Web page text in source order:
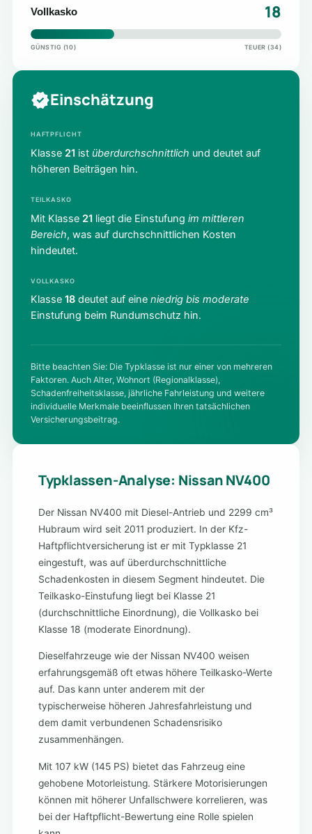
Vollkasko 18
GÜNSTIG (10) TEUER (34)
Einschätzung
HAFTPFLICHT
Klasse 21ist überdurchschnittlich und deutet auf
höheren Beiträgen hin.
TEILKASKO
Mit Klasse 21liegt die Einstufung im mittleren
Bereich, was auf durchschnittlichen Kosten
hindeutet.
VOLLKASKO
Klasse 18deutet auf eine niedrig bis moderate
Einstufung beim Rundumschutz hin.
Bitte beachten Sie: Die Typklasse ist nur einer von mehreren
Faktoren. Auch Alter, Wohnort (Regionalklasse),
Schadenfreiheitsklasse, jährliche Fahrleistung und weitere
individuelle Merkmale beeinflussen Ihren tatsächlichen
Versicherungsbeitrag.
Typklassen-Analyse: Nissan NV400
Der Nissan NV400 mit Diesel-Antrieb und 2299 cm³
Hubraum wird seit 2011 produziert. In der Kfz-
Haftpflichtversicherung ist er mit Typklasse 21
eingestuft, was auf überdurchschnittliche
Schadenkosten in diesem Segment hindeutet. Die
Teilkasko-Einstufung liegt bei Klasse 21
(durchschnittliche Einordnung), die Vollkasko bei
Klasse 18 (moderate Einordnung).
Dieselfahrzeuge wie der Nissan NV400 weisen
erfahrungsgemäß oft etwas höhere Teilkasko-Werte
auf. Das kann unter anderem mit der
typischerweise höheren Jahresfahrleistung und
dem damit verbundenen Schadensrisiko
zusammenhängen.
Mit 107 kW (145 PS) bietet das Fahrzeug eine
gehobene Motorleistung. Stärkere Motorisierungen
können mit höherer Unfallschwere korrelieren, was
bei der Haftpflicht-Bewertung eine Rolle spielen